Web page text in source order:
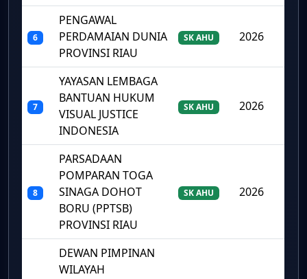
6
PENGAWAL
PERDAMAIAN DUNIA
PROVINSI RIAU
SK AHU 2026
7
YAYASAN LEMBAGA
BANTUAN HUKUM
VISUAL JUSTICE
INDONESIA
SK AHU 2026
8
PARSADAAN
POMPARAN TOGA
SINAGA DOHOT
BORU (PPTSB)
PROVINSI RIAU
SK AHU 2026
DEWAN PIMPINAN
WILAYAH